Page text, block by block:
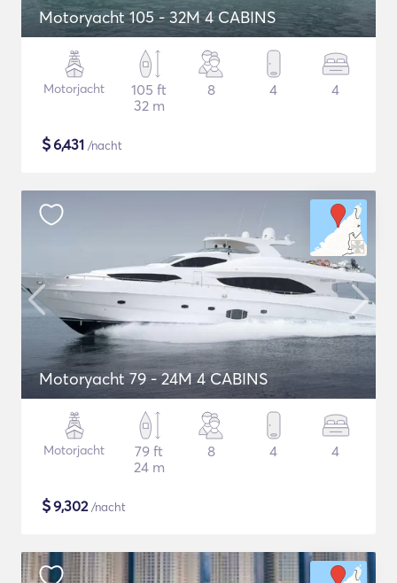
Motoryacht 105 - 32M 4 CABINS
Motorjacht
105 ft
32 m
8 4 4
$6,431 /nacht
Motoryacht 79 - 24M 4 CABINS
Motorjacht
79 ft
24 m
8 4 4
$9,302/nacht